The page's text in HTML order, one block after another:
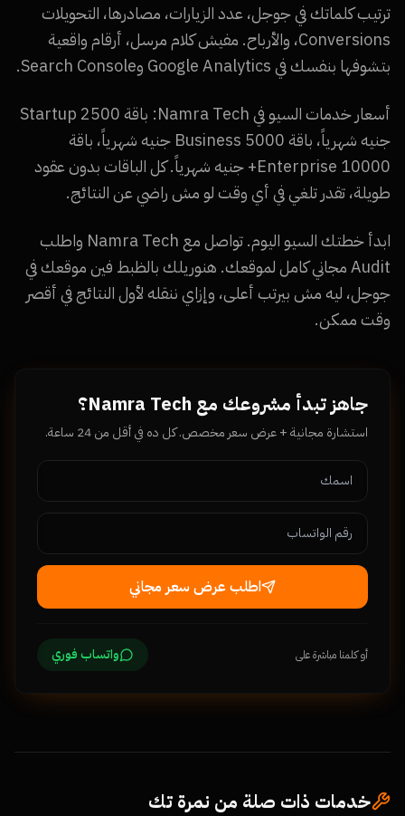
ترتيب كلماتك في جوجل، عدد الزيارات، مصادرها، التحويلات
Conversions، والأرباح. مفيش كلام مرسل، أرقام واقعية
بتشوفها بنفسك في Google Analytics وSearch Console.
أسعار خدمات السيو في Namra Tech: باقة Startup 2500
جنيه شهرياً، باقة Business 5000 جنيه شهرياً، باقة
Enterprise 10000+ جنيه شهرياً. كل الباقات بدون عقود
طويلة، تقدر تلغي في أي وقت لو مش راضي عن النتائج.
ابدأ خطتك السيو اليوم. تواصل مع Namra Tech واطلب
Audit مجاني كامل لموقعك. هنوريلك بالظبط فين موقعك في
جوجل، ليه مش بيرتب أعلى، وإزاي ننقله لأول النتائج في أقصر
وقت ممكن.
جاهز تبدأ مشروعك مع Namra Tech؟
استشارة مجانية + عرض سعر مخصص. كل ده في أقل من 24 ساعة.
اطلب عرض سعر مجاني
أو كلمنا مباشرة على واتساب فوري
خدمات ذات صلة من نمرة تك